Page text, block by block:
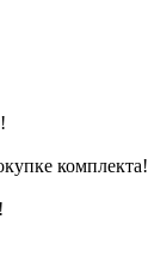
комплекта!